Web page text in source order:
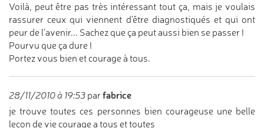
Voilà, peut être pas très intéressant tout ça, mais je voulais
rassurer ceux qui viennent d'être diagnostiqués et qui ont
peur de l'avenir... Sachez que ça peut aussi bien se passer !
Pourvu que ça dure !
Portez vous bien et courage à tous.
28/11/2010 à 19:53 par fabrice
je trouve toutes ces personnes bien courageuse une belle
lecon de vie courage a tous et toutes